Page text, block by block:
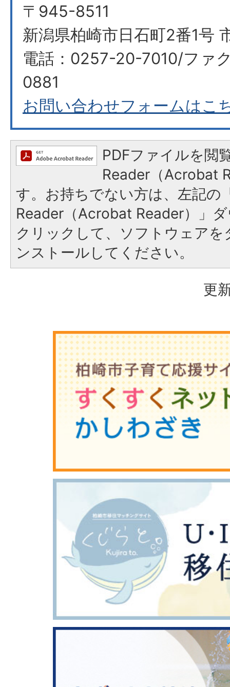
〒945-8511
新潟県柏崎市日石町2番1号
電話：0257-20-7010/ファ
0881
お問い合わせフォームはこ
PDFファイルを閲
Reader（Acrobat
す。お持ちでない方は、左記の
Reader（Acrobat Reader）」
クリックして、ソフトウェア
ンストールしてください。
更